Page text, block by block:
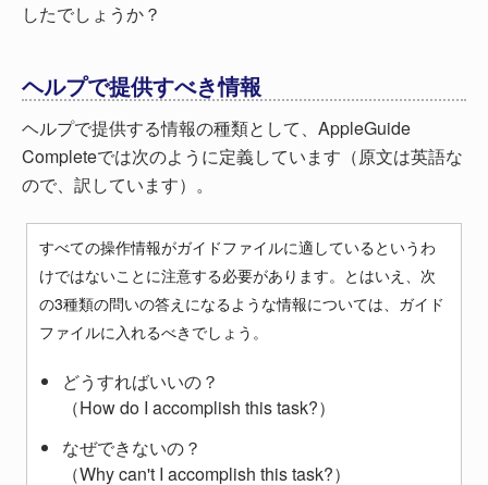
したでしょうか？
ヘルプで提供すべき情報
ヘルプで提供する情報の種類として、AppleGuide
Completeでは次のように定義しています（原文は英語な
ので、訳しています）。
すべての操作情報がガイドファイルに適しているというわ
けではないことに注意する必要があります。とはいえ、次
の3種類の問いの答えになるような情報については、ガイド
ファイルに入れるべきでしょう。
どうすればいいの？
（How do I accomplish this task?）
なぜできないの？
（Why can't I accomplish this task?）